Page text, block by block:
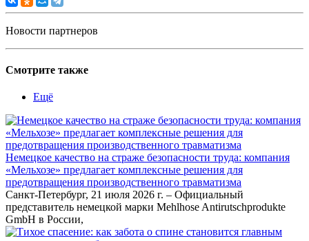
Новости партнеров
Смотрите также
Ещё
Немецкое качество на страже безопасности труда: компания
«Мельхозе» предлагает комплексные решения для
предотвращения производственного травматизма
Санкт-Петербург, 21 июля 2026 г. – Официальный
представитель немецкой марки Mehlhose Antirutschprodukte
GmbH в России,